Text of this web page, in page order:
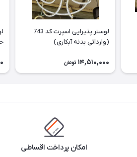
لوستر پذیرایی اسپرت کد 743
(وارداتی بدنه آبکاری)
14,510,000 تومان
امکان پرداخت اقساطی